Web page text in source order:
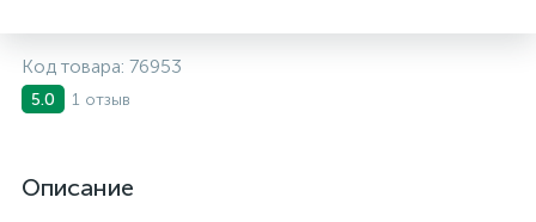
Код товара: 76953
5.0 1 отзыв
Описание